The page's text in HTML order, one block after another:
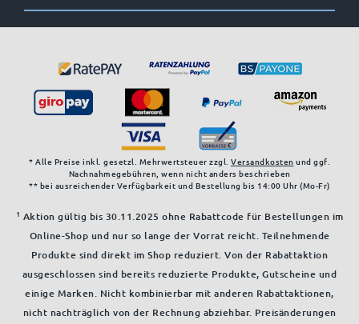
* Alle Preise inkl. gesetzl. Mehrwertsteuer zzgl. Versandkosten und ggf.
Nachnahmegebühren, wenn nicht anders beschrieben
** bei ausreichender Verfügbarkeit und Bestellung bis 14:00 Uhr (Mo-Fr)
1 Aktion gültig bis 30.11.2025 ohne Rabattcode für Bestellungen im
Online-Shop und nur so lange der Vorrat reicht. Teilnehmende
Produkte sind direkt im Shop reduziert. Von der Rabattaktion
ausgeschlossen sind bereits reduzierte Produkte, Gutscheine und
einige Marken. Nicht kombinierbar mit anderen Rabattaktionen,
nicht nachträglich von der Rechnung abziehbar. Preisänderungen